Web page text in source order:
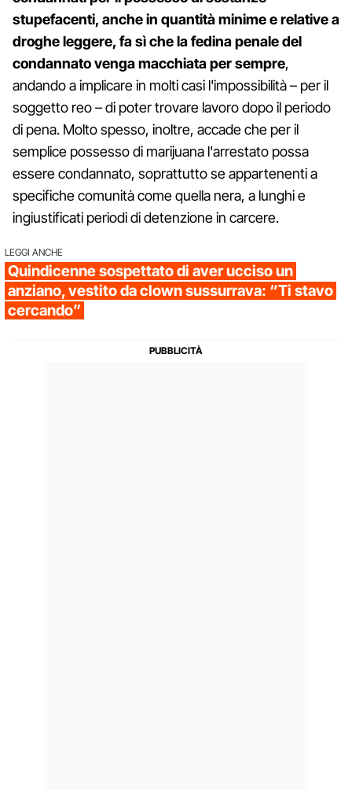
stupefacenti, anche in quantità minime e relative a
droghe leggere, fa sì che la fedina penale del
condannato venga macchiata per sempre,
andando a implicare in molti casi l'impossibilità – per il
soggetto reo – di poter trovare lavoro dopo il periodo
di pena. Molto spesso, inoltre, accade che per il
semplice possesso di marijuana l'arrestato possa
essere condannato, soprattutto se appartenenti a
specifiche comunità come quella nera, a lunghi e
ingiustificati periodi di detenzione in carcere.
LEGGI ANCHE
Quindicenne sospettato di aver ucciso un
anziano, vestito da clown sussurrava: “Ti stavo
cercando”